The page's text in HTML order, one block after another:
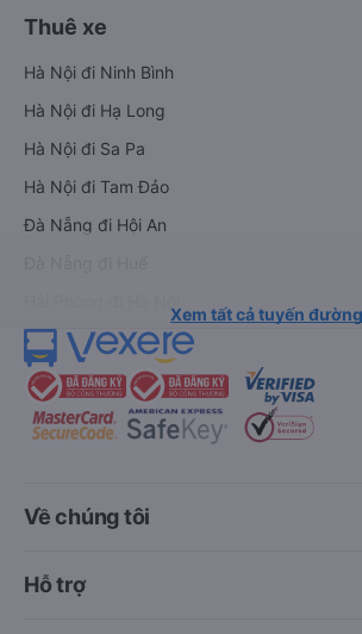
Thuê xe
Hà Nội đi Ninh Bình
Hà Nội đi Hạ Long
Hà Nội đi Sa Pa
Hà Nội đi Tam Đảo
Đà Nẵng đi Hội An
Xem tất cả tuyến đường
Về chúng tôi
Hỗ trợ